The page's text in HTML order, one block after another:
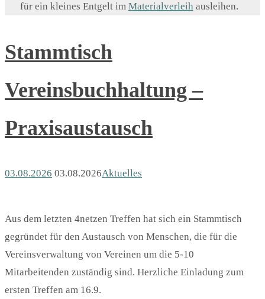
für ein kleines Entgelt im Materialverleih ausleihen.
Stammtisch
Vereinsbuchhaltung –
Praxisaustausch
03.08.2026 03.08.2026Aktuelles
Aus dem letzten 4netzen Treffen hat sich ein Stammtisch
gegründet für den Austausch von Menschen, die für die
Vereinsverwaltung von Vereinen um die 5-10
Mitarbeitenden zuständig sind. Herzliche Einladung zum
ersten Treffen am 16.9.